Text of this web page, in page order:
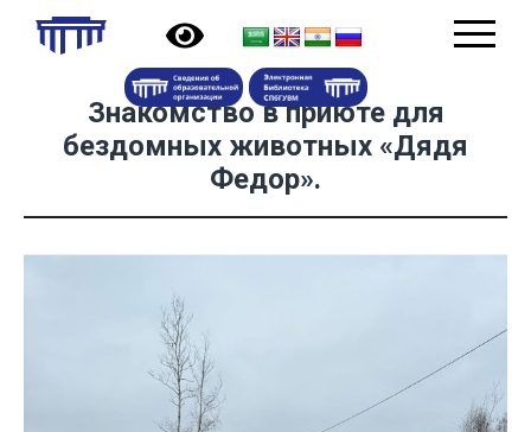
Знакомство в приюте для
бездомных животных «Дядя
Федор».